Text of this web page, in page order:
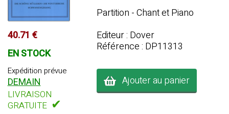
40.71 €
EN STOCK
Expédition prévue
DEMAIN
LIVRAISON
GRATUITE ✔
Partition - Chant et Piano
Editeur : Dover
Référence : DP11313
Ajouter au panier